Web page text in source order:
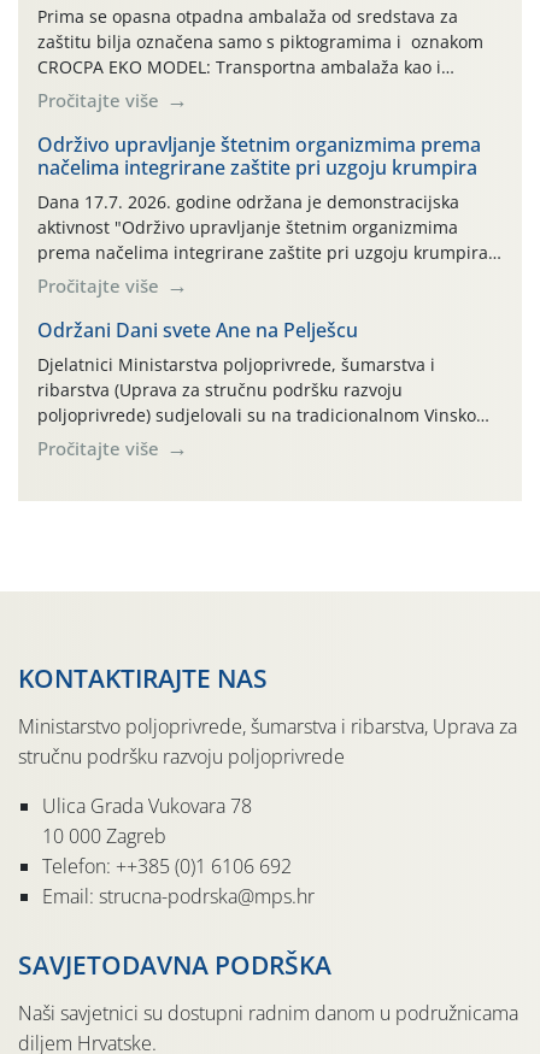
Prima se opasna otpadna ambalaža od sredstava za
zaštitu bilja označena samo s piktogramima i oznakom
CROCPA EKO MODEL: Transportna ambalaža kao i
ambalaža drugih proizvoda koji nisu sredstva za zaštitu
bilja (npr. ambalaža od mineralnih gnojiva,) se ne
prihvaća. Korisnicima je osiguran besplatni povrat
prazne ambalaže isključivo ovih tvrtki: AGROCHEM-MAKS,
AGRONOM, ALBAUGH TKI* (PINUS […]
Pročitajte više
Održivo upravljanje štetnim organizmima prema
načelima integrirane zaštite pri uzgoju krumpira
Dana 17.7. 2026. godine održana je demonstracijska
aktivnost "Održivo upravljanje štetnim organizmima
prema načelima integrirane zaštite pri uzgoju krumpira"
na pokusnom polju "Poredje", kraj naselja Belica (ARKOD
parcela ID 2445031) (središnji dio Međimurske županije).
Pročitajte više
Održani Dani svete Ane na Pelješcu
Djelatnici Ministarstva poljoprivrede, šumarstva i
ribarstva (Uprava za stručnu podršku razvoju
poljoprivrede) sudjelovali su na tradicionalnom Vinskom
forumu, održanom 24.07.2026. godine u Domu vinarske
tradicije u Putnikovićima na poluotoku Pelješcu, u
Pročitajte više
KONTAKTIRAJTE NAS
Ministarstvo poljoprivrede, šumarstva i ribarstva, Uprava za
stručnu podršku razvoju poljoprivrede
Ulica Grada Vukovara 78
10 000 Zagreb
Telefon: ++385 (0)1 6106 692
Email: strucna-podrska@mps.hr
SAVJETODAVNA PODRŠKA
Naši savjetnici su dostupni radnim danom u podružnicama
diljem Hrvatske.